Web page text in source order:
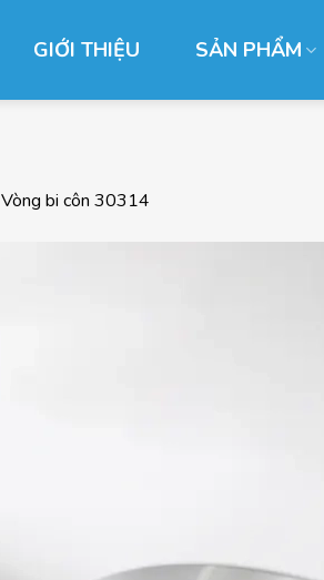
GIỚI THIỆU SẢN PHẨM
Vòng bi côn 30314